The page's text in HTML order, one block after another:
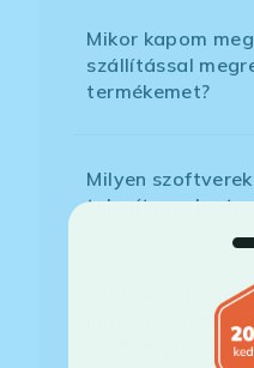
Mikor kapom
szállítással
termékemet?
Milyen
telepítve a
Mit jelent, hogy
kiosztású